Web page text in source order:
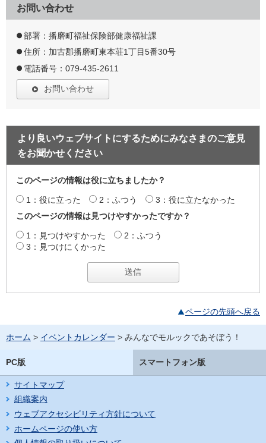
お問い合わせ
部署：播磨町福祉保険部健康福祉課
住所：加古郡播磨町東本荘1丁目5番30号
電話番号：079-435-2611
お問い合わせ
より良いウェブサイトにするためにみなさまのご意見
をお聞かせください
このページの情報は役に立ちましたか？
1：役に立った 2：ふつう
3：役に立たなかった
このページの情報は見つけやすかったですか？
1：見つけやすかった
2：ふつう
3：見つけにくかった
ページの先頭へ戻る
ホーム > イベントカレンダー > みんなでモルックであそぼう！
PC版 スマートフォン版
サイトマップ
組織案内
ウェブアクセシビリティ方針について
ホームページの使い方